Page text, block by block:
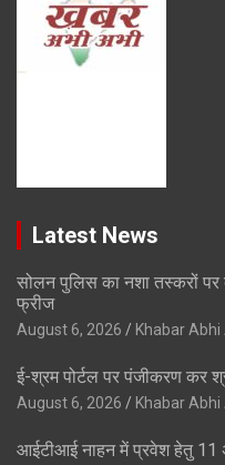
Latest News
सोलन पुलिस का नशा तस्करों पर
फ्रीज
August 6, 2026 Khabar Abhi
ई-श्रम पोर्टल पर पंजीकरण कर
August 6, 2026 Khabar Abhi
आईटीआई नाहन में प्रवेश हेतु